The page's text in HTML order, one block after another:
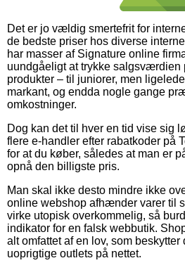
Det er jo vældig smertefrit for
de bedste priser hos diverse
har masser af Signature online
uundgåeligt at trykke salgsværdien
produkter – til juniorer, men
markant, og endda nogle gange
omkostninger.
Dog kan det til hver en tid vise sig
flere e-handler efter rabatkoder på
for at du køber, således at man er
opnå den billigste pris.
Man skal ikke desto mindre ikke
online webshop afhænder varer til
virke utopisk overkommelig, så
indikator for en falsk webbutik.
alt omfattet af en lov, som
uoprigtige outlets på nettet.